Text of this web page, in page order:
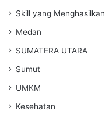
Skill yang Menghasilkan
Medan
SUMATERA UTARA
Sumut
UMKM
Kesehatan